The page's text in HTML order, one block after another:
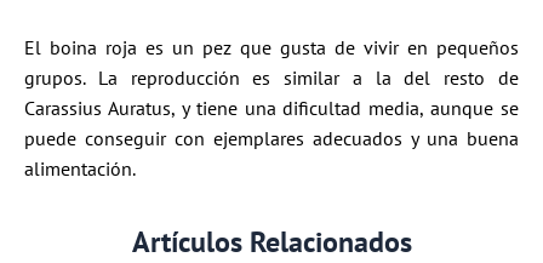
El boina roja es un pez que gusta de vivir en pequeños
grupos. La reproducción es similar a la del resto de
Carassius Auratus, y tiene una dificultad media, aunque se
puede conseguir con ejemplares adecuados y una buena
alimentación.
Artículos Relacionados